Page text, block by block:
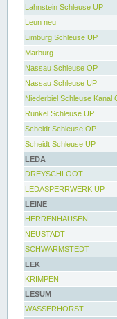
Lahnstein Schleuse UP
Leun neu
Limburg Schleuse UP
Marburg
Nassau Schleuse OP
Nassau Schleuse UP
Niederbiel Schleuse Kanal
Runkel Schleuse UP
Scheidt Schleuse OP
Scheidt Schleuse UP
LEDA
DREYSCHLOOT
LEDASPERRWERK UP
LEINE
HERRENHAUSEN
NEUSTADT
SCHWARMSTEDT
LEK
KRIMPEN
LESUM
WASSERHORST